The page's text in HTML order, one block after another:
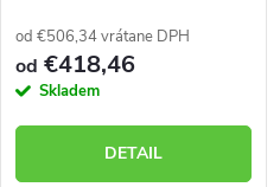
od €506,34 vrátane DPH
od €418,46
Skladem
DETAIL